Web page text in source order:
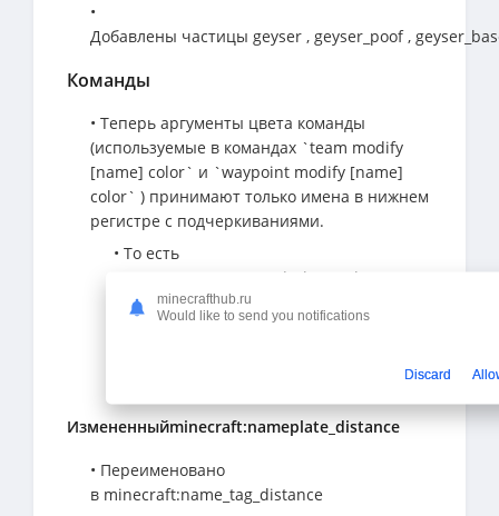
•
Добавлены частицы geyser , geyser_poof ,
Команды
• Теперь аргументы цвета команды
(используемые в командах `team modify
[name] color` и `waypoint modify [name]
color` ) принимают только имена в нижнем
регистре с подчеркиваниями.
• То есть
принимается только dark_purple , а
не darkpurple или DarkPurple.
Измененныйminecraft:nameplate_distance
• Переименовано
в minecraft:name_tag_distance
minecrafthub.ru
Would like to send you notifications
Discard